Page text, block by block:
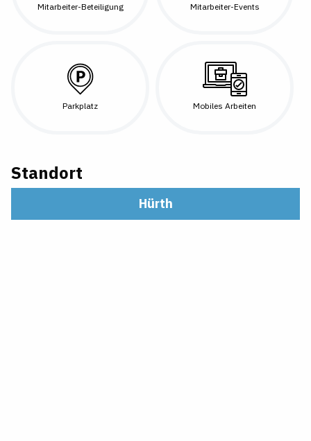
Mitarbeiter-Beteiligung Mitarbeiter-Events
Parkplatz Mobiles Arbeiten
Standort
Hürth